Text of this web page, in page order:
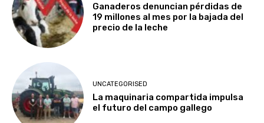
Ganaderos denuncian pérdidas de
19 millones al mes por la bajada del
precio de la leche
UNCATEGORISED
La maquinaria compartida impulsa
el futuro del campo gallego